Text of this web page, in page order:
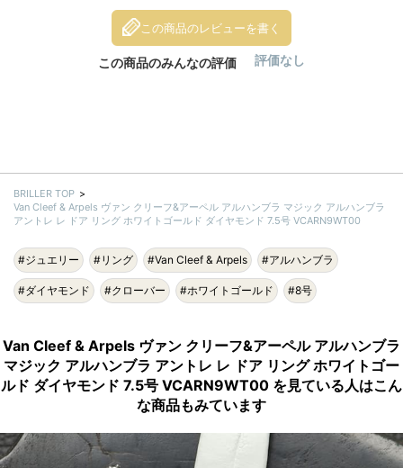
この商品のレビューを書く
この商品のみんなの評価 評価なし
BRILLER TOP
Van Cleef & Arpels ヴァン クリーフ&アーペル アルハンブラ マジック アルハンブラ
アントレ レ ドア リング ホワイトゴールド ダイヤモンド 7.5号 VCARN9WT00
#ジュエリー #リング #Van Cleef & Arpels #アルハンブラ
#ダイヤモンド #クローバー #ホワイトゴールド #8号
Van Cleef & Arpels ヴァン クリーフ&アーペル アルハンブラ
マジック アルハンブラ アントレ レ ドア リング ホワイトゴー
ルド ダイヤモンド 7.5号 VCARN9WT00 を見ている人はこん
な商品もみています